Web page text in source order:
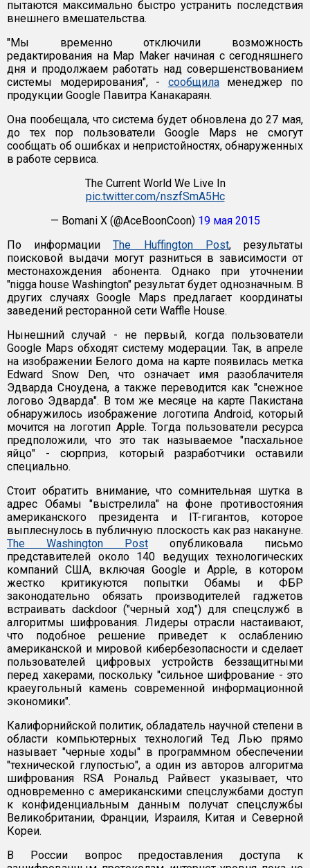
пытаются максимально быстро устранить последствия
внешнего вмешательства.
"Мы временно отключили возможность
редактирования на Map Maker начиная с сегодняшнего
дня и продолжаем работать над совершенствованием
системы модерирования", - сообщиламенеджер по
продукции Google Павитра Канакараян.
Она пообещала, что система будет обновлена до 27 мая,
до тех пор пользователи Google Maps не смогут
сообщать об ошибках и непристойностях, обнаруженных
в работе сервиса.
The Current World We Live In
pic.twitter.com/nszfSmA5Hc
— Bomani X (@AceBoonCoon) 19 мая 2015
По информацииThe Huffington Post, результаты
поисковой выдачи могут разниться в зависимости от
местонахождения абонента. Однако при уточнении
"nigga house Washington" результат будет однозначным. В
других случаях Google Maps предлагает координаты
заведений ресторанной сети Waffle House.
Нынешний случай - не первый, когда пользователи
Google Maps обходят систему модерации. Так, в апреле
на изображении Белого дома на карте появилась метка
Edward Snow Den, что означает имя разоблачителя
Эдварда Сноудена, а также переводится как "снежное
логово Эдварда". В том же месяце на карте Пакистана
обнаружилось изображение логотипа Android, который
мочится на логотип Apple. Тогда пользователи ресурса
предположили, что это так называемое "пасхальное
яйцо" - сюрприз, который разработчики оставили
специально.
Стоит обратить внимание, что сомнительная шутка в
адрес Обамы "выстрелила" на фоне противостояния
американского президента и IT-гигантов, которое
выплеснулось в публичную плоскость как раз накануне.
The Washington Post опубликовала письмо
представителей около 140 ведущих технологических
компаний США, включая Google и Apple, в котором
жестко критикуются попытки Обамы и ФБР
законодательно обязать производителей гаджетов
встраивать dackdoor ("черный ход") для спецслужб в
алгоритмы шифрования. Лидеры отрасли настаивают,
что подобное решение приведет к ослаблению
американской и мировой кибербезопасности и сделает
пользователей цифровых устройств беззащитными
перед хакерами, поскольку "сильное шифрование - это
краеугольный камень современной информационной
экономики".
Калифорнийской политик, обладатель научной степени в
области компьютерных технологий Тед Лью прямо
называет "черные ходы" в программном обеспечении
"технической глупостью", а один из авторов алгоритма
шифрования RSA Рональд Райвест указывает, что
одновременно с американскими спецслужбами доступ
к конфиденциальным данным получат спецслужбы
Великобритании, Франции, Израиля, Китая и Северной
Кореи.
В России вопрос предоставления доступа к